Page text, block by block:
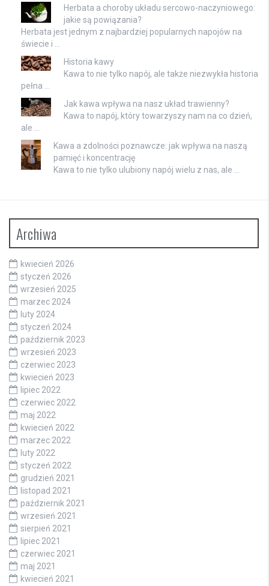
Herbata a choroby układu sercowo-naczyniowego:
jakie są powiązania?
Herbata jest jednym z najbardziej popularnych napojów na
świecie i …
Historia kawy
Kawa to nie tylko napój, ale także niezwykła historia
pełna …
Jak kawa wpływa na nasz układ trawienny?
Kawa to napój, który towarzyszy nam na co dzień,
ale …
Kawa a zdolności poznawcze: jak wpływa na naszą
pamięć i koncentrację
Kawa to nie tylko ulubiony napój wielu z nas, ale …
Archiwa
kwiecień 2026
styczeń 2026
wrzesień 2025
marzec 2024
luty 2024
styczeń 2024
październik 2023
wrzesień 2023
czerwiec 2023
kwiecień 2023
lipiec 2022
czerwiec 2022
maj 2022
kwiecień 2022
marzec 2022
luty 2022
styczeń 2022
grudzień 2021
listopad 2021
październik 2021
wrzesień 2021
sierpień 2021
lipiec 2021
czerwiec 2021
maj 2021
kwiecień 2021